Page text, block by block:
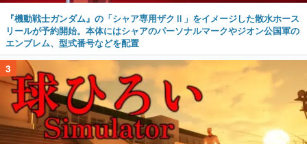
『機動戦士ガンダム』の「シャア専用ザクⅡ」をイメージした散水ホース
リールが予約開始。本体にはシャアのパーソナルマークやジオン公国軍の
エンブレム、型式番号などを配置
3